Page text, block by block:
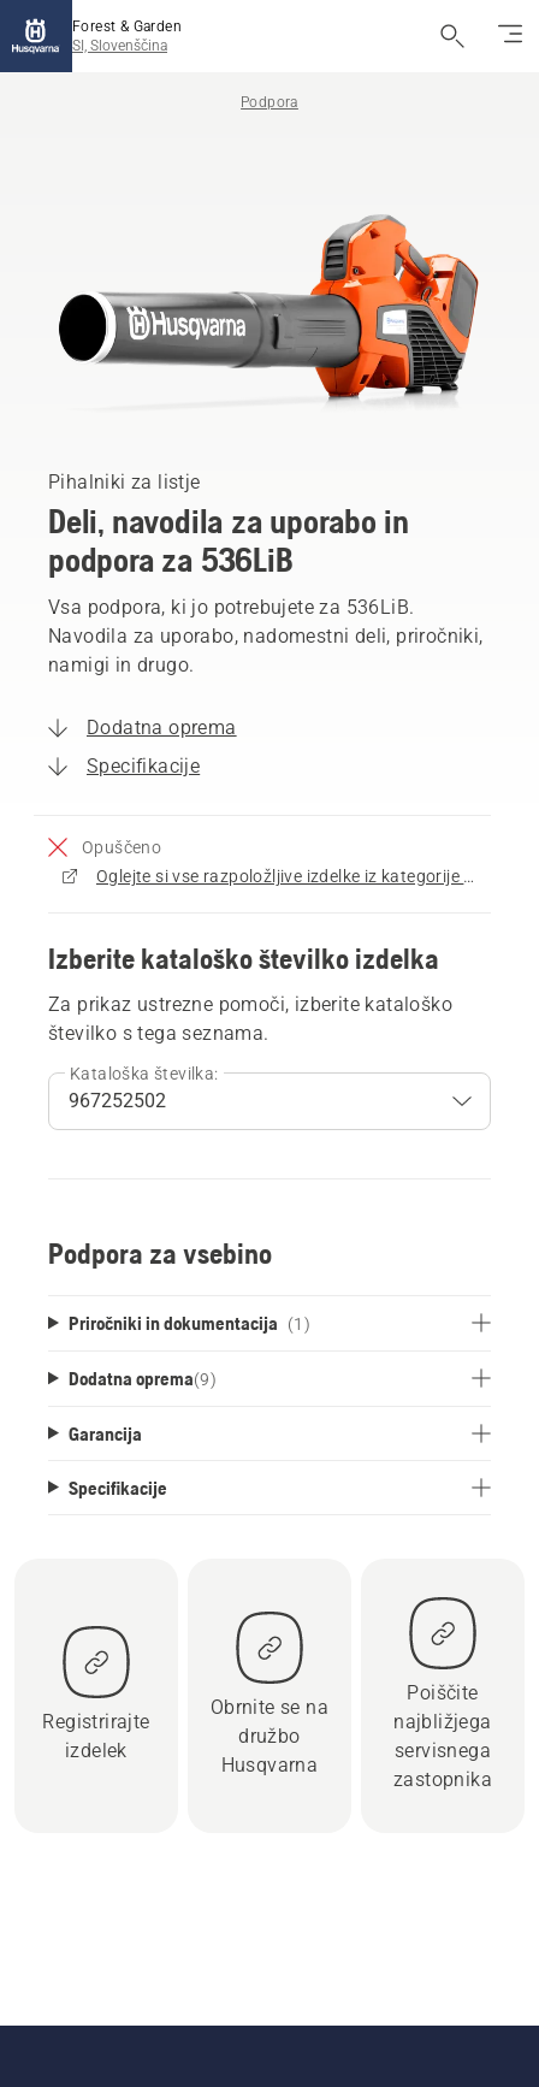
Forest & Garden
SI, Slovenščina
Podpora
Pihalniki za listje
Deli, navodila za uporabo in
podpora za 536LiB
Vsa podpora, ki jo potrebujete za 536LiB.
Navodila za uporabo, nadomestni deli, priročniki,
namigi in drugo.
Dodatna oprema
Specifikacije
Opuščeno
Oglejte si vse razpoložljive izdelke iz kategorije Pihalniki za listje
Izberite kataloško številko izdelka
Za prikaz ustrezne pomoči, izberite kataloško
številko s tega seznama.
Kataloška številka:
Podpora za vsebino
Priročniki in dokumentacija (1)
Dodatna oprema(9)
Garancija
Specifikacije
Registrirajte
izdelek
Obrnite se na
družbo
Husqvarna
Poiščite
najbližjega
servisnega
zastopnika